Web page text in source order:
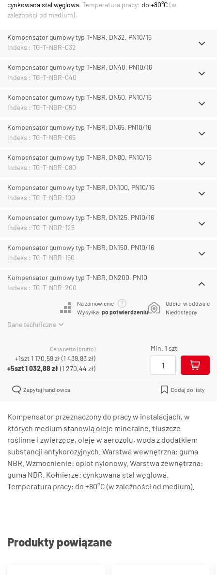
cynkowana stal węglowa. Temperatura pracy: do +80°C (w
zależności od medium).
Kompensator gumowy typ T-NBR, DN32, PN10/16
Indeks : TG-T-NBR-032
Kompensator gumowy typ T-NBR, DN40, PN10/16
Indeks : TG-T-NBR-040
Kompensator gumowy typ T-NBR, DN50, PN10/16
Indeks : TG-T-NBR-050
Kompensator gumowy typ T-NBR, DN65, PN10/16
Indeks : TG-T-NBR-065
Kompensator gumowy typ T-NBR, DN80, PN10/16
Indeks : TG-T-NBR-080
Kompensator gumowy typ T-NBR, DN100, PN10/16
Indeks : TG-T-NBR-100
Kompensator gumowy typ T-NBR, DN125, PN10/16
Indeks : TG-T-NBR-125
Kompensator gumowy typ T-NBR, DN150, PN10/16
Indeks : TG-T-NBR-150
Kompensator gumowy typ T-NBR, DN200, PN10
Indeks : TG-T-NBR-200
Na zamówienie
Wysyłka: po potwierdzeniu
Odbiór w oddziale
Niedostępny
Dane techniczne
Cena netto (brutto)
+1szt 1 170,59 zł(1 439,83 zł)
+5szt1 032,88 zł(1 270,44 zł)
Min. 1 szt
Zapytaj handlowca Dodaj do listy
Kompensator przeznaczony do pracy w instalacjach, w
których medium stanowią oleje mineralne, tłuszcze
roślinne i zwierzęce, oleje w aerozolu, woda z dodatkiem
substancji antykorozyjnych. Warstwa wewnętrzna: guma
NBR. Wzmocnienie: oplot nylonowy. Warstwa zewnętrzna:
guma NBR. Kołnierze: cynkowana stal węglowa.
Temperatura pracy: do +80°C (w zależności od medium).
Produkty powiązane